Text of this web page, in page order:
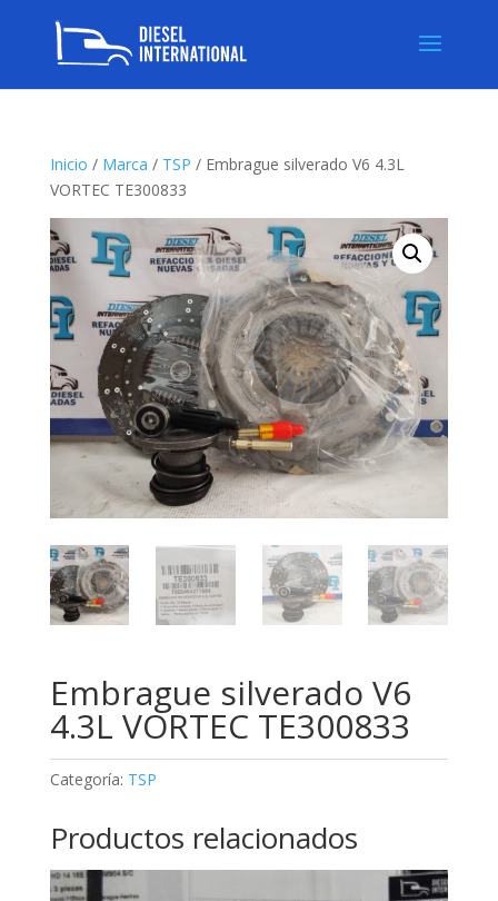
Inicio / Marca / TSP / Embrague silverado V6 4.3L
VORTEC TE300833
Embrague silverado V6
4.3L VORTEC TE300833
Categoría: TSP
Productos relacionados